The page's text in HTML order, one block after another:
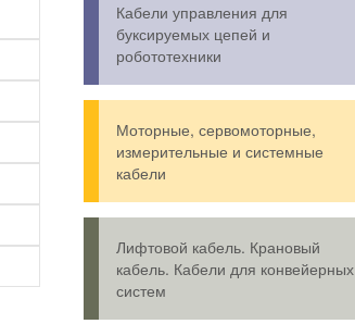
Кабели управления для
буксируемых цепей и
робототехники
Моторные, сервомоторные,
измерительные и системные
кабели
Лифтовой кабель. Крановый
кабель. Кабели для конвейерных
систем